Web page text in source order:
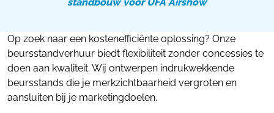
Op zoek naar een kostenefficiënte oplossing? Onze
beursstandverhuur biedt flexibiliteit zonder concessies te
doen aan kwaliteit. Wij ontwerpen indrukwekkende
beursstands die je merkzichtbaarheid vergroten en
aansluiten bij je marketingdoelen.